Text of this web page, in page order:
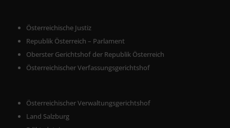
Österreichische Justiz
Republik Österreich – Parlament
Oberster Gerichtshof der Republik Österreich
Österreichischer Verfassungsgerichtshof
Österreichischer Verwaltungsgerichtshof
Land Salzburg